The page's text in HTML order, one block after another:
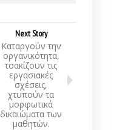
Next Story
Καταργούν την
οργανικότητα,
τσακίζουν τις
εργασιακές
σχέσεις,
χτυπούν τα
μορφωτικά
δικαιώματα των
μαθητών.